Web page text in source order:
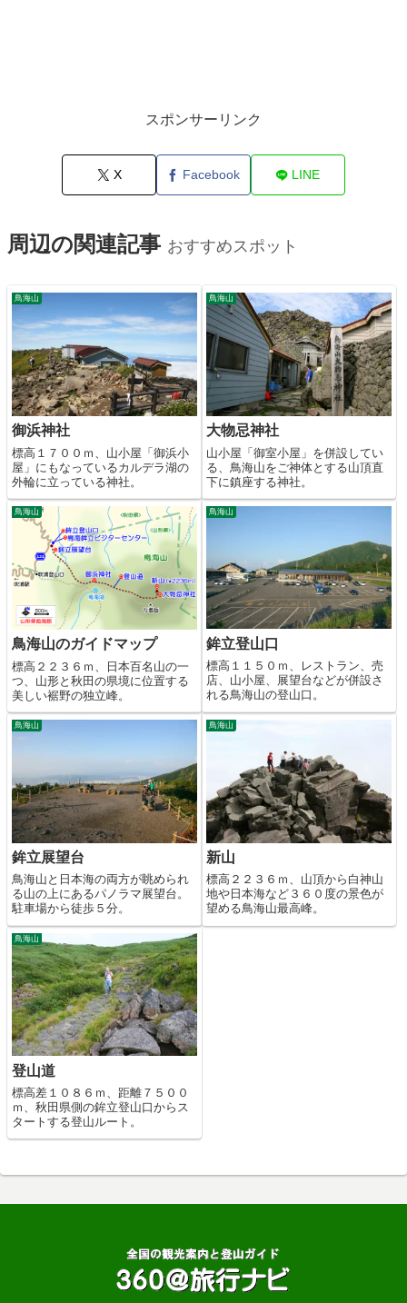
スポンサーリンク
X Facebook LINE
周辺の関連記事 おすすめスポット
鳥海山
御浜神社
標高１７００ｍ、山小屋「御浜小
屋」にもなっているカルデラ湖の
外輪に立っている神社。
鳥海山
大物忌神社
山小屋「御室小屋」を併設してい
る、鳥海山をご神体とする山頂直
下に鎮座する神社。
鳥海山
鳥海山のガイドマップ
標高２２３６ｍ、日本百名山の一
つ、山形と秋田の県境に位置する
美しい裾野の独立峰。
鳥海山
鉾立登山口
標高１１５０ｍ、レストラン、売
店、山小屋、展望台などが併設さ
れる鳥海山の登山口。
鳥海山
鉾立展望台
鳥海山と日本海の両方が眺められ
る山の上にあるパノラマ展望台。
駐車場から徒歩５分。
鳥海山
新山
標高２２３６ｍ、山頂から白神山
地や日本海など３６０度の景色が
望める鳥海山最高峰。
鳥海山
登山道
標高差１０８６ｍ、距離７５００
ｍ、秋田県側の鉾立登山口からス
タートする登山ルート。